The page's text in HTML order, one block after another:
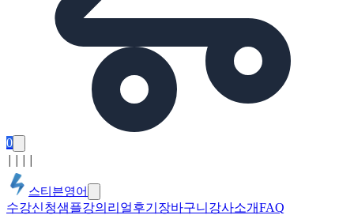
0
스티븐영어
수강신청샘플강의 리얼후기 장바구니 강사소개FAQ